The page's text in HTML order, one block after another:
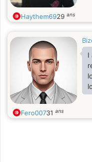
Haythem6929 ans
I
Fero00731 ans